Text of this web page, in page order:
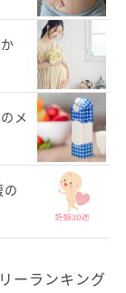
メ
ーランキング